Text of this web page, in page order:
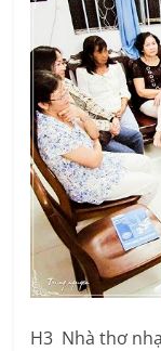
​H3 Nhà thơ